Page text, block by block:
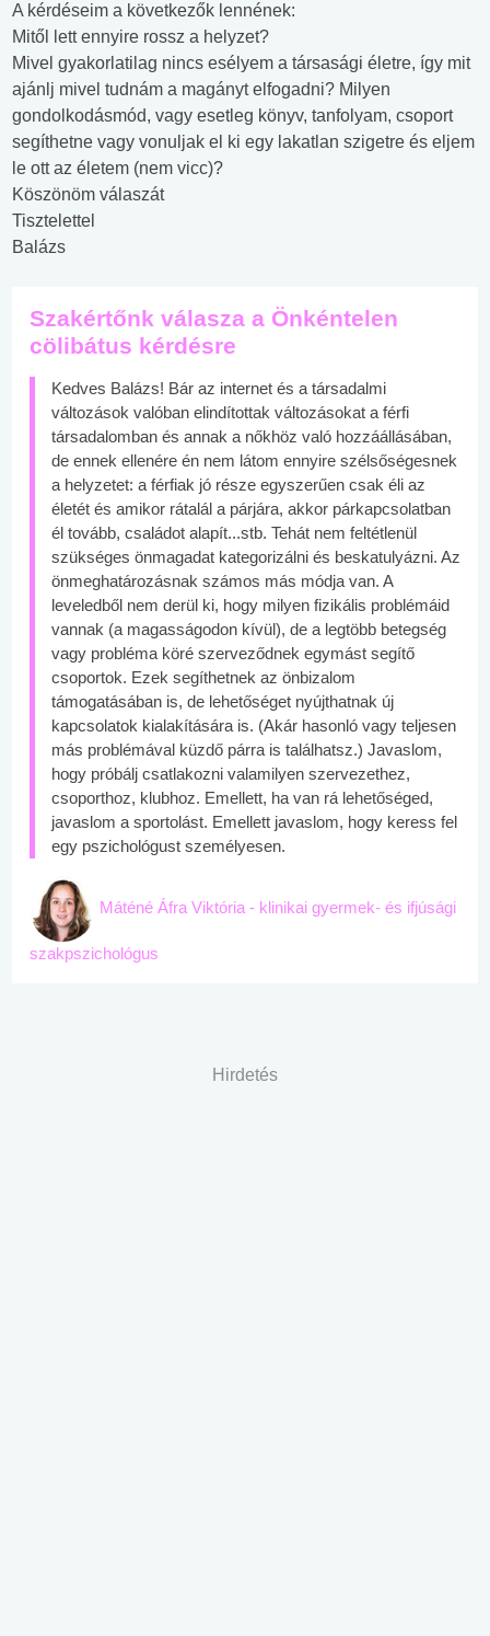
A kérdéseim a következők lennének:
Mitől lett ennyire rossz a helyzet?
Mivel gyakorlatilag nincs esélyem a társasági életre, így mit
ajánlj mivel tudnám a magányt elfogadni? Milyen
gondolkodásmód, vagy esetleg könyv, tanfolyam, csoport
segíthetne vagy vonuljak el ki egy lakatlan szigetre és eljem
le ott az életem (nem vicc)?
Köszönöm válaszát
Tisztelettel
Balázs
Szakértőnk válasza a Önkéntelen
cölibátus kérdésre
Kedves Balázs! Bár az internet és a társadalmi
változások valóban elindítottak változásokat a férfi
társadalomban és annak a nőkhöz való hozzáállásában,
de ennek ellenére én nem látom ennyire szélsőségesnek
a helyzetet: a férfiak jó része egyszerűen csak éli az
életét és amikor rátalál a párjára, akkor párkapcsolatban
él tovább, családot alapít...stb. Tehát nem feltétlenül
szükséges önmagadat kategorizálni és beskatulyázni. Az
önmeghatározásnak számos más módja van. A
leveledből nem derül ki, hogy milyen fizikális problémáid
vannak (a magasságodon kívül), de a legtöbb betegség
vagy probléma köré szerveződnek egymást segítő
csoportok. Ezek segíthetnek az önbizalom
támogatásában is, de lehetőséget nyújthatnak új
kapcsolatok kialakítására is. (Akár hasonló vagy teljesen
más problémával küzdő párra is találhatsz.) Javaslom,
hogy próbálj csatlakozni valamilyen szervezethez,
csoporthoz, klubhoz. Emellett, ha van rá lehetőséged,
javaslom a sportolást. Emellett javaslom, hogy keress fel
egy pszichológust személyesen.
Máténé Áfra Viktória - klinikai gyermek- és ifjúsági
szakpszichológus
Hirdetés